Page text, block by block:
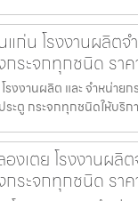
ก่น โรงงานผลิตจ
กระจกทุกชนิด รา
งงานผลิต และ จำหน่าย
ะตู กระจกทุกชนิดให้บริก
งเตย โรงงานผลิ
กระจกทุกชนิด รา